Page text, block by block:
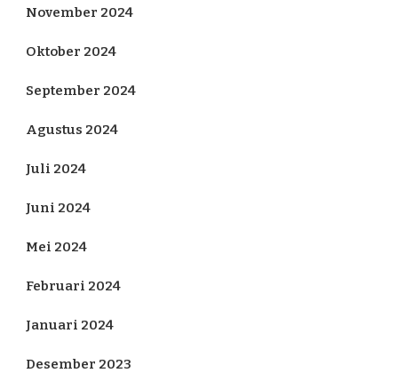
November 2024
Oktober 2024
September 2024
Agustus 2024
Juli 2024
Juni 2024
Mei 2024
Februari 2024
Januari 2024
Desember 2023